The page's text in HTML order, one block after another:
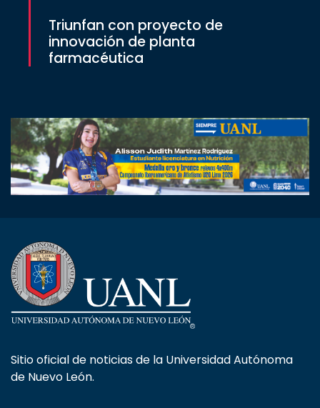
Triunfan con proyecto de
innovación de planta
farmacéutica
Sitio oficial de noticias de la Universidad Autónoma
de Nuevo León.